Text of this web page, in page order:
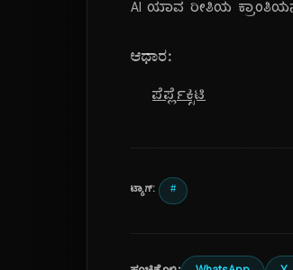
AI ಯಾವ ರೀತಿಯ
ಆಧಾರ:
ಪೆರ್ಪ್ಲೆಕ್ಸಿಟಿ
ಟ್ಯಾಗ್: #